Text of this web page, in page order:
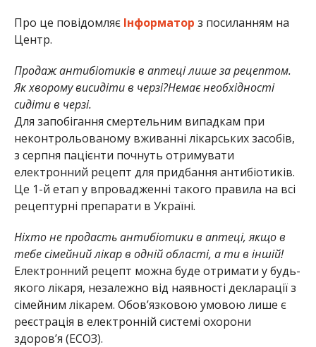
Про це повідомляє Інформатор з посиланням на
Центр.
Продаж антибіотиків в аптеці лише за рецептом.
Як хворому висидіти в черзі?Немає необхідності
сидіти в черзі.
Для запобігання смертельним випадкам при
неконтрольованому вживанні лікарських засобів,
з серпня пацієнти почнуть отримувати
електронний рецепт для придбання антибіотиків.
Це 1-й етап у впровадженні такого правила на всі
рецептурні препарати в Україні.
Ніхто не продасть антибіотики в аптеці, якщо в
тебе сімейний лікар в одній області, а ти в іншій!
Електронний рецепт можна буде отримати у будь-
якого лікаря, незалежно від наявності декларації з
сімейним лікарем. Обов’язковою умовою лише є
реєстрація в електронній системі охорони
здоров’я (ЕСОЗ).